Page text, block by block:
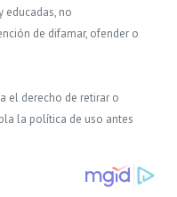
educadas, no
de difamar, ofender o
el derecho de retirar o
la política de uso antes